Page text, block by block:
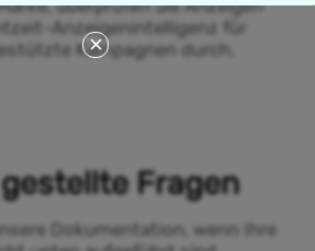
überprüfen Sie Anzeigen
Anzeigenintelligenz für
Kampagnen durch.
Fragen
Dokumentation, wenn Ihre